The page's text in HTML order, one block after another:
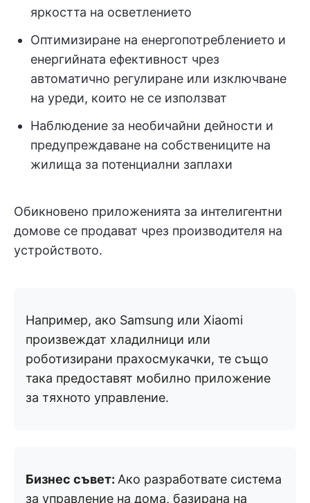
яркостта на осветлението
Оптимизиране на енергопотреблението и
енергийната ефективност чрез
автоматично регулиране или изключване
на уреди, които не се използват
Наблюдение за необичайни дейности и
предупреждаване на собствениците на
жилища за потенциални заплахи
Обикновено приложенията за интелигентни
домове се продават чрез производителя на
устройството.
Например, ако Samsung или Xiaomi
произвеждат хладилници или
роботизирани прахосмукачки, те също
така предоставят мобилно приложение
за тяхното управление.
Бизнес съвет: Ако разработвате система
за управление на дома, базирана на